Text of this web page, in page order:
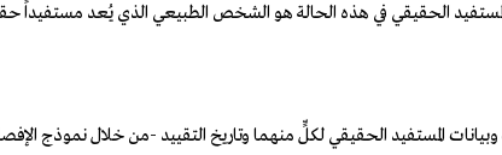
الحقيقي في هذه الحالة هو الشخص الطبيعي الذي يُعد مستفيداً
المستفيد الحقيقي لكلٍّ منهما وتاريخ التقييد -من خلال نموذج